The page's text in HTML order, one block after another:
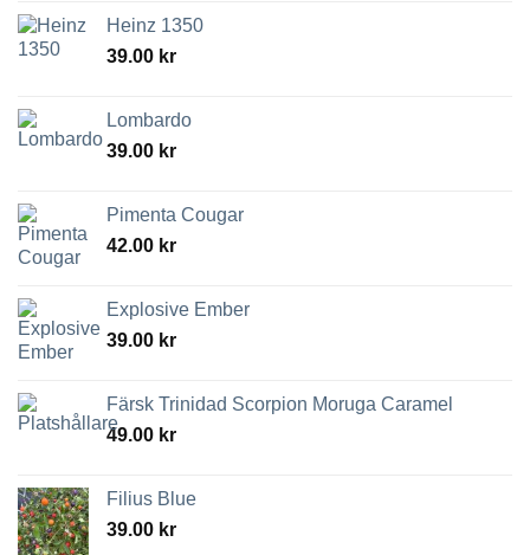
Heinz 1350
39.00 kr
Lombardo
39.00 kr
Pimenta Cougar
42.00 kr
Explosive Ember
39.00 kr
Färsk Trinidad Scorpion Moruga Caramel
49.00 kr
Filius Blue
39.00 kr